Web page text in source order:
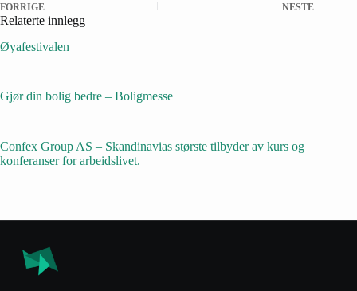
FORRIGE NESTE
Relaterte innlegg
Øyafestivalen
Gjør din bolig bedre – Boligmesse
Confex Group AS – Skandinavias største tilbyder av kurs og
konferanser for arbeidslivet.